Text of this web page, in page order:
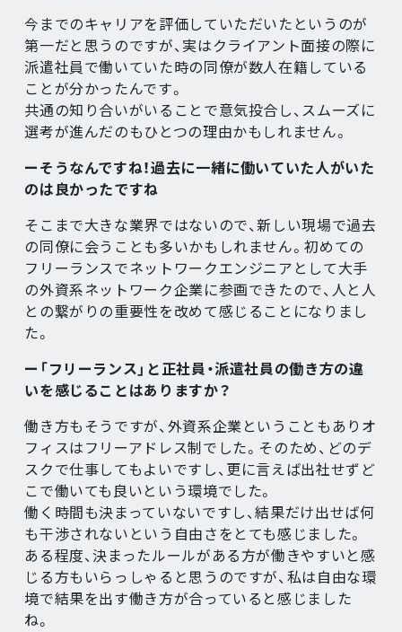
今までのキャリアを評価していただいたというのが
第一だと思うのですが、実はクライアント面接の際に
派遣社員で働いていた時の同僚が数人在籍している
ことが分かったんです。
共通の知り合いがいることで意気投合し、スムーズに
選考が進んだのもひとつの理由かもしれません。
ーそうなんですね！過去に一緒に働いていた人がいた
のは良かったですね
そこまで大きな業界ではないので、新しい現場で過去
の同僚に会うことも多いかもしれません。初めての
フリーランスでネットワークエンジニアとして大手
の外資系ネットワーク企業に参画できたので、人と人
との繋がりの重要性を改めて感じることになりまし
た。
ー「フリーランス」と正社員・派遣社員の働き方の違
いを感じることはありますか？
働き方もそうですが、外資系企業ということもありオ
フィスはフリーアドレス制でした。そのため、どのデ
スクで仕事してもよいですし、更に言えば出社せずど
こで働いても良いという環境でした。
働く時間も決まっていないですし、結果だけ出せば何
も干渉されないという自由さをとても感じました。
ある程度、決まったルールがある方が働きやすいと感
じる方もいらっしゃると思うのですが、私は自由な環
境で結果を出す働き方が合っていると感じました
ね。